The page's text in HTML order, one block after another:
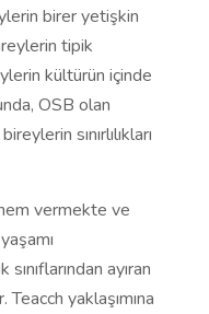
birer yetişkin
tipik
kültürün içinde
OSB olan
sınırlılıkları
vermekte ve
ayıran
yaklaşımına